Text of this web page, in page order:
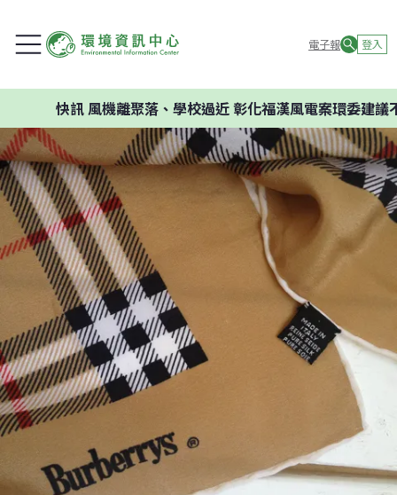
電子報 登入
風機離聚落、學校過近 彰化福漢風電案環委建議不應開